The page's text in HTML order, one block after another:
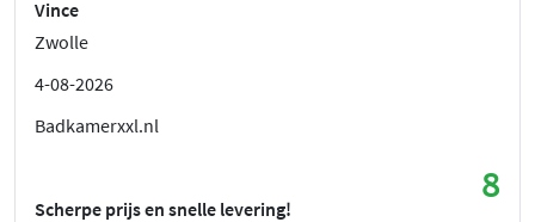
Vince
Zwolle
4-08-2026
Badkamerxxl.nl
8
Scherpe prijs en snelle levering!